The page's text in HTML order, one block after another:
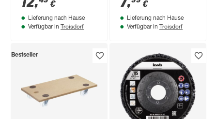
€
Lieferung nach Hause
Verfügbar in Troisdorf
€
Lieferung nach Hause
Verfügbar in Troisdorf
Bestseller